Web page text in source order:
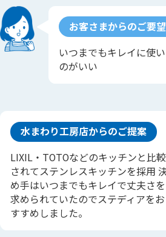
お客さまからのご要望
いつまでもキレイに使
のがいい
水まわり工房店からのご提案
LIXIL・TOTOなどのキッチンと比較
されてステンレスキッチンを採用
め手はいつまでもキレイで丈夫さを
求められていたのでステディアをお
すすめしました。